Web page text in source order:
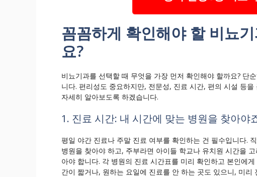
꼼꼼하게 확인해야 할 비뇨
요?
비뇨기과를 선택할 때 무엇을 가장 먼저 확인해야 할까요? 단
니다. 편리성도 중요하지만, 전문성, 진료 시간, 편의 시설 등
자세히 알아보도록 하겠습니다.
1. 진료 시간: 내 시간에 맞는 병원을 찾아야
평일 야간 진료나 주말 진료 여부를 확인하는 건 필수입니다.
병원을 찾아야 하고, 주부라면 아이들 학교나 유치원 시간을
아야 합니다. 각 병원의 진료 시간표를 미리 확인하고 본인에
간이 짧거나, 원하는 요일에 진료를 안 하는 곳도 있으니, 미리